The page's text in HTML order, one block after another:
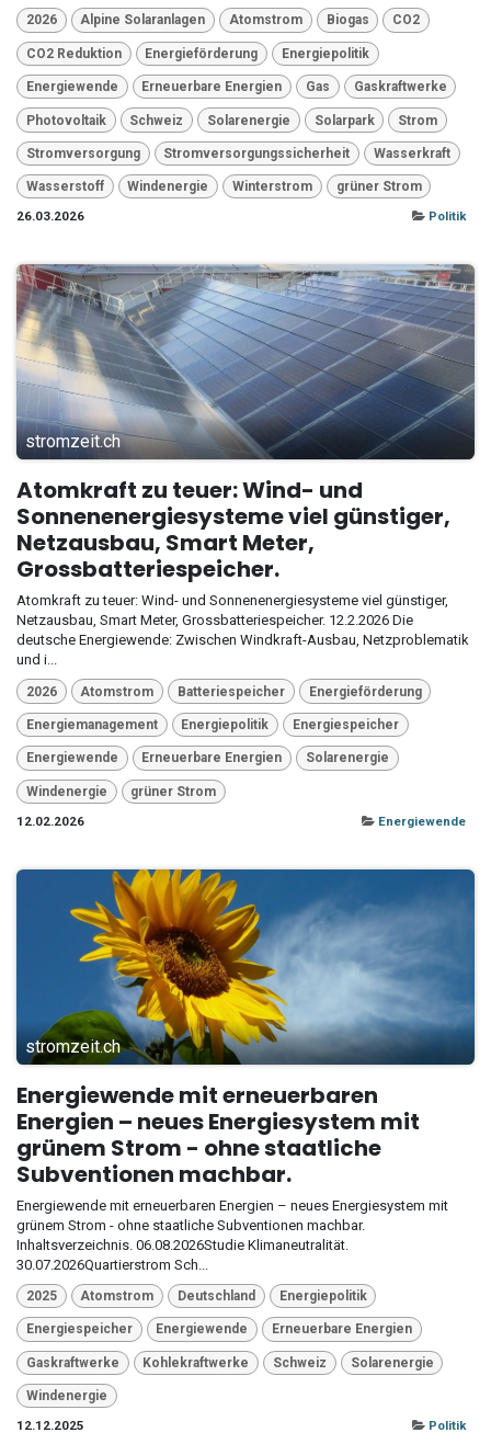
2026 Alpine Solaranlagen Atomstrom Biogas CO2
CO2 Reduktion Energieförderung Energiepolitik
Energiewende Erneuerbare Energien Gas Gaskraftwerke
Photovoltaik Schweiz Solarenergie Solarpark Strom
Stromversorgung Stromversorgungssicherheit Wasserkraft
Wasserstoff Windenergie Winterstrom
grüner Strom
26.03.2026
Politik
stromzeit.ch
Atomkraft zu teuer: Wind- und
Sonnenenergiesysteme viel günstiger,
Netzausbau, Smart Meter,
Grossbatteriespeicher.
Atomkraft zu teuer: Wind- und Sonnenenergiesysteme viel günstiger,
Netzausbau, Smart Meter, Grossbatteriespeicher. 12.2.2026 Die
deutsche Energiewende: Zwischen Windkraft-Ausbau, Netzproblematik
und i...
2026 Atomstrom Batteriespeicher Energieförderung
Energiemanagement Energiepolitik Energiespeicher
Energiewende Erneuerbare Energien Solarenergie
Windenergie
grüner Strom
12.02.2026
Energiewende
stromzeit.ch
Energiewende mit erneuerbaren
Energien – neues Energiesystem mit
grünem Strom - ohne staatliche
Subventionen machbar.
Energiewende mit erneuerbaren Energien – neues Energiesystem mit
grünem Strom - ohne staatliche Subventionen machbar.
Inhaltsverzeichnis. 06.08.2026Studie Klimaneutralität.
30.07.2026Quartierstrom Sch...
2025 Atomstrom Deutschland Energiepolitik
Energiespeicher Energiewende Erneuerbare Energien
Gaskraftwerke Kohlekraftwerke Schweiz Solarenergie
Windenergie
12.12.2025
Politik